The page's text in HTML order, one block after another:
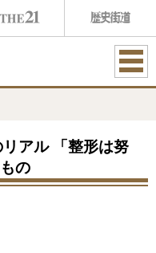
ME
アル 「整形は努
の